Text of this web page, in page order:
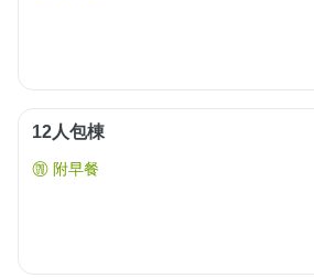
12人包棟
附早餐